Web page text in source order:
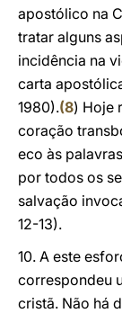
apostólico na
tratar alguns
incidência na
carta
1980).(8) Hoje
coração
eco às
por todos os
salvação
12-13).
10. A este
correspondeu
cristã. Não há